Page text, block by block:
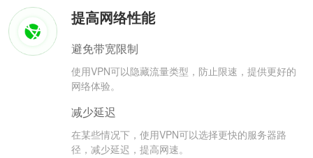
提高网络性能
避免带宽限制
使用VPN可以隐藏流量类型，防止限速，提供更好的
网络体验。
减少延迟
在某些情况下，使用VPN可以选择更快的服务器路
径，减少延迟，提高网速。